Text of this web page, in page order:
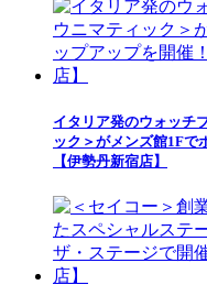
イタリア発のウォッチ
ック＞がメンズ館1Fで
【伊勢丹新宿店】